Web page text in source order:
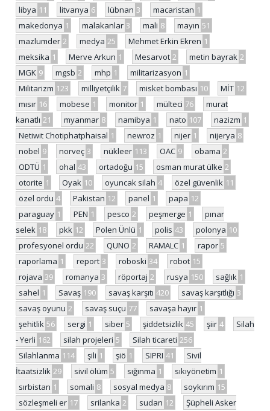
libya 11 litvanya 6 lübnan 3 macaristan 1
makedonya 1 malakanlar 3 mali 8 mayın 51
mazlumder 2 medya 25 Mehmet Erkin Ekren 1
meksika 1 Merve Arkun 1 Mesarvot 2 metin bayrak 2
MGK 9 mgsb 2 mhp 1 militarizasyon 1
Militarizm 123 milliyetçilik 7 misket bombası 10 MİT 12
mısır 16 mobese 1 monitor 1 mülteci 76
murat
kanatlı 21 myanmar 8 namibya 1 nato 107 nazizm 1
Netiwit Chotiphatphaisal 1 newroz 1 nijer 1 nijerya 8
nobel 9 norveç 3 nükleer 113 OAC 9 obama 2
ODTÜ 1 ohal 43 ortadoğu 15 osman murat ülke 2
otorite 1 Oyak 10 oyuncak silah 4 özel güvenlik 11
özel ordu 4 Pakistan 12 panel 1 papa 12
paraguay 1 PEN 1 pesco 2 peşmerge 1
pınar
selek 18 pkk 12 Polen Ünlü 1 polis 43 polonya 10
profesyonel ordu 22 QUNO 2 RAMALC 1 rapor 5
raporlama 1 report 3 roboski 34 robot 15
rojava 39 romanya 3 röportaj 2 rusya 150 sağlık 1
sahel 1 Savaş 190 savaş karşıtı 420 savaş karşıtlığı 3
savaş oyunu 2 savaş suçu 77 savaşa hayır 1
şehitlik 56 sergi 1 siber 5 şiddetsizlik 45 şiir 4
Silah
- Yerli 162 silah projeleri 5 Silah ticareti 256
Silahlanma 114 şili 1 şiö 1 SIPRI 41
Sivil
İtaatsizlik 29 sivil ölüm 5 sığınma 1 sıkıyönetim 1
sırbistan 1 somali 8 sosyal medya 8 soykırım 15
sözleşmeli er 17 srilanka 2 sudan 12
Şüpheli Asker